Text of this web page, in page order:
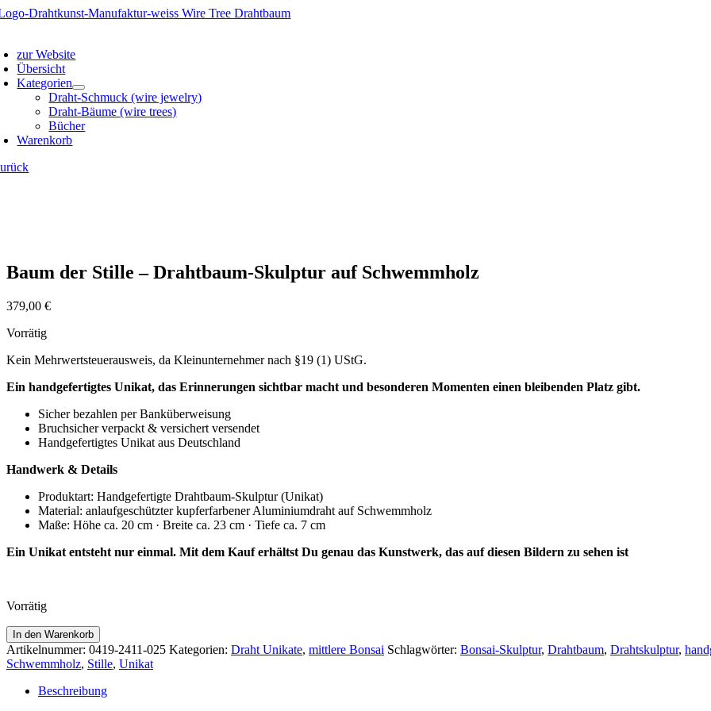
Zum
zur Website
Übersicht
Kategorien
Draht-Schmuck (wire jewelry)
Draht-Bäume (wire trees)
Bücher
Warenkorb
Baum der Stille – Drahtbaum-Skulptur auf Schwemmholz
379,00 €
Vorrätig
Kein Mehrwertsteuerausweis, da Kleinunternehmer nach §19 (1) UStG.
Ein handgefertigtes Unikat, das Erinnerungen sichtbar macht und besonderen Momenten einen bleibenden Platz gibt.
Sicher bezahlen per Banküberweisung
Bruchsicher verpackt & versichert versendet
Handgefertigtes Unikat aus Deutschland
Handwerk & Details
Produktart: Handgefertigte Drahtbaum-Skulptur (Unikat)
Material: anlaufgeschützter kupferfarbener Aluminiumdraht auf Schwemmholz
Maße: Höhe ca. 20 cm · Breite ca. 23 cm · Tiefe ca. 7 cm
Ein Unikat entsteht nur einmal. Mit dem Kauf erhältst Du genau das Kunstwerk, das auf diesen Bildern zu sehen ist
Vorrätig
Baum
der
Stille
Drahtbaum-
In den Warenkorb
Artikelnummer: 0419-2411-025 Kategorien: Draht Unikate, mittlere Bonsai Schlagwörter: Bonsai-Skulptur, Drahtbaum, Drahtskulptur,
Schwemmholz, Stille, Unikat
Beschreibung